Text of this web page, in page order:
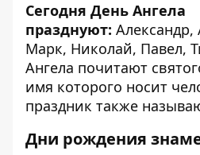
Сегодня День Ангела
празднуют:
Марк, Николай, Павел,
Ангела почитают
имя которого носит
праздник также
Дни рождения